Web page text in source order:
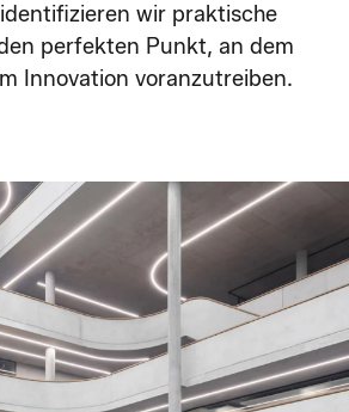
wir praktische
perfekten Punkt, an dem
Innovation voranzutreiben.